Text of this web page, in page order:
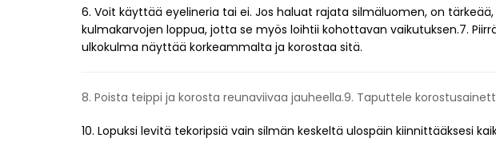
6. Voit käyttää eyelineria tai ei. Jos haluat rajata silmäluomen, on
kulmakarvojen loppua, jotta se myös loihtii kohottavan vaikutuksen.7.
ulkokulma näyttää korkeammalta ja korostaa sitä.
8. Poista teippi ja korosta reunaviivaa jauheella.9. Taputtele
10. Lopuksi levitä tekoripsiä vain silmän keskeltä ulospäin kiinnittääksesi